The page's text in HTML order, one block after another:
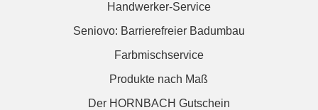
Handwerker-Service
Seniovo: Barrierefreier Badumbau
Farbmischservice
Produkte nach Maß
Der HORNBACH Gutschein